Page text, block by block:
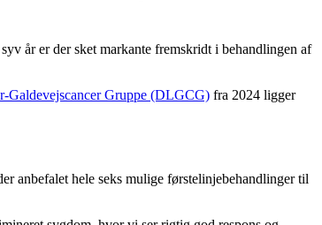
år er der sket markante fremskridt i behandlingen af
Galdevejscancer Gruppe (DLGCG) fra 2024 ligger
anbefalet hele seks mulige førstelinjebehandlinger til